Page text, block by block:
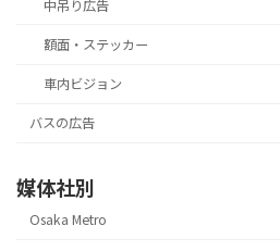
中吊り広告
額面・ステッカー
車内ビジョン
バスの広告
媒体社別
Osaka Metro